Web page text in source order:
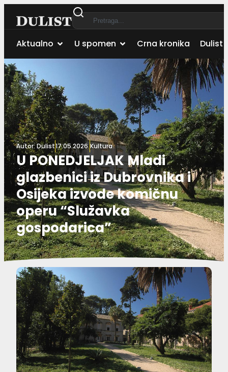
Aktualno U spomen Crna kronika Dulist
Autor:Dulist17.05.2026.Kultura
U PONEDJELJAK Mladi
glazbenici iz Dubrovnika i
Osijeka izvode komičnu
operu “Služavka
gospodarica”